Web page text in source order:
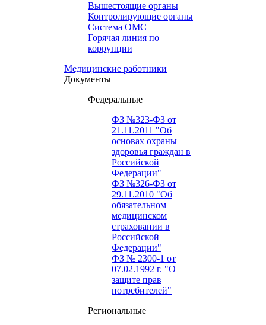
Вышестоящие органы
Контролирующие органы
Система ОМС
Горячая линия по
коррупции
Медицинские работники
Документы
Федеральные
ФЗ №323-ФЗ от
21.11.2011 "Об
основах охраны
здоровья граждан в
Российской
Федерации"
ФЗ №326-ФЗ от
29.11.2010 "Об
обязательном
медицинском
страховании в
Российской
Федерации"
ФЗ № 2300-1 от
07.02.1992 г. "О
защите прав
потребителей"
Региональные